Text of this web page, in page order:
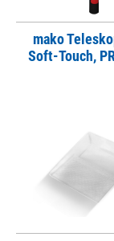
mako
Soft-Touch,